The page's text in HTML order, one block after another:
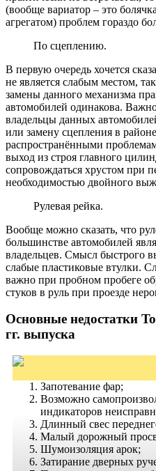
(вообще вариатор – это
агрегатом) проблем гораздо
По сцеплению.
В первую очередь хочется
не является слабым местом,
замены данного механизма
автомобилей одинакова.
владельцы данных
или замену сцепления в
распространёнными
выход из строя главного
сопровождаться хрустом при
необходимостью двойного
Рулевая рейка.
Вообще можно сказать, что
большинстве автомобилей
владельцев. Смысл быстрого
слабые пластиковые втулки.
важно при пробном пробеге
стуков в руль при проезде
Основные недостатки
гг. выпуска
Запотевание фар;
Возможно
индикаторов
Длинный свес
Малый дорожный
Шумоизоляция арок;
Затирание дверных